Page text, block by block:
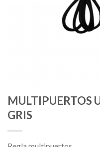
MULTIPUERTOS
GRIS